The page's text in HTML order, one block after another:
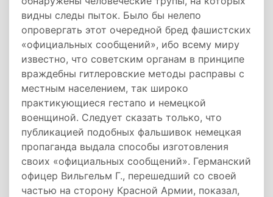
видны следы пыток. Было бы нелепо
опровергать этот очередной бред фашистских
«официальных сообщений», ибо всему миру
известно, что советским органам в принципе
враждебны гитлеровские методы расправы с
местным населением, так широко
практикующиеся гестапо и немецкой
военщиной. Следует сказать только, что
публикацией подобных фальшивок немецкая
пропаганда выдала способы изготовления
своих «официальных сообщений». Германский
офицер Вильгельм Г., перешедший со своей
частью на сторону Красной Армии, показал,